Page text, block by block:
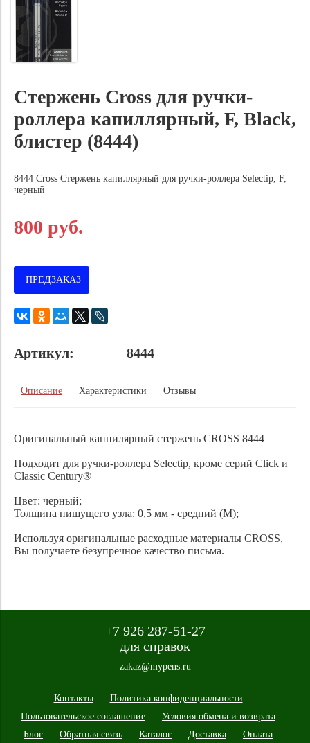
Стержень Cross для ручки-
роллера капиллярный, F, Black,
блистер (8444)
8444 Cross Стержень капиллярный для ручки-роллера Selectip, F,
черный
800 руб.
ПРЕДЗАКАЗ
Артикул: 8444
Описание Характеристики Отзывы
Оригинальный каппилярный стержень CROSS 8444
Подходит для ручки-роллера Selectip, кроме серий Click и
Classic Century®
Цвет: черный;
Толщина пишущего узла: 0,5 мм - средний (M);
Используя оригинальные расходные материалы СROSS,
Вы получаете безупречное качество письма.
+7 926 287-51-27
для справок
zakaz@mypens.ru
Контакты
Политика конфиденциальности
Пользовательское соглашение
Условия обмена и возврата
Блог
Обратная связь Каталог Доставка Оплата